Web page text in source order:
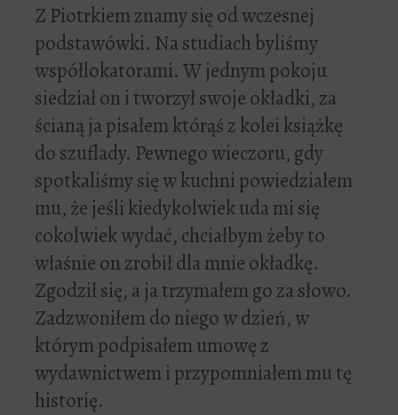
Z Piotrkiem znamy się od wczesnej
podstawówki. Na studiach byliśmy
współlokatorami. W jednym pokoju
siedział on i tworzył swoje okładki, za
ścianą ja pisałem którąś z kolei książkę
do szuflady. Pewnego wieczoru, gdy
spotkaliśmy się w kuchni powiedziałem
mu, że jeśli kiedykolwiek uda mi się
cokolwiek wydać, chciałbym żeby to
właśnie on zrobił dla mnie okładkę.
Zgodził się, a ja trzymałem go za słowo.
Zadzwoniłem do niego w dzień, w
którym podpisałem umowę z
wydawnictwem i przypomniałem mu tę
historię.